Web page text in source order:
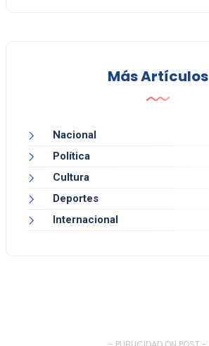
Más Artículos
Nacional
Política
Cultura
Deportes
Internacional